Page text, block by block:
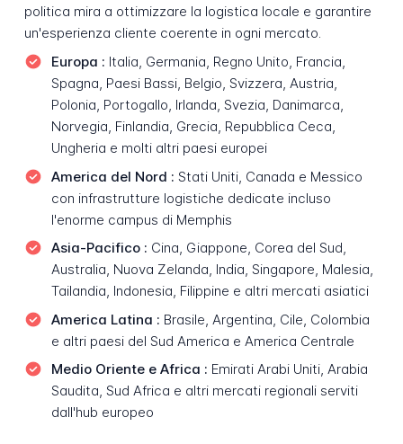
politica mira a ottimizzare la logistica locale e garantire
un'esperienza cliente coerente in ogni mercato.
Europa : Italia, Germania, Regno Unito, Francia,
Spagna, Paesi Bassi, Belgio, Svizzera, Austria,
Polonia, Portogallo, Irlanda, Svezia, Danimarca,
Norvegia, Finlandia, Grecia, Repubblica Ceca,
Ungheria e molti altri paesi europei
America del Nord : Stati Uniti, Canada e Messico
con infrastrutture logistiche dedicate incluso
l'enorme campus di Memphis
Asia-Pacifico : Cina, Giappone, Corea del Sud,
Australia, Nuova Zelanda, India, Singapore, Malesia,
Tailandia, Indonesia, Filippine e altri mercati asiatici
America Latina : Brasile, Argentina, Cile, Colombia
e altri paesi del Sud America e America Centrale
Medio Oriente e Africa : Emirati Arabi Uniti, Arabia
Saudita, Sud Africa e altri mercati regionali serviti
dall'hub europeo